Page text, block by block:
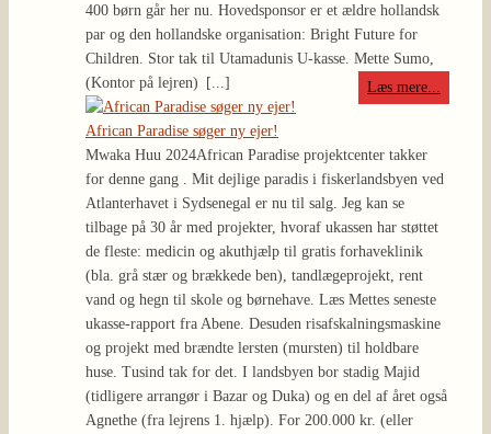
400 børn går her nu. Hovedsponsor er et ældre hollandsk
par og den hollandske organisation: Bright Future for
Children. Stor tak til Utamadunis U-kasse. Mette Sumo,
(Kontor på lejren)
[...] Læs mere...
African Paradise søger ny ejer!
Mwaka Huu 2024African Paradise projektcenter takker
for denne gang . Mit dejlige paradis i fiskerlandsbyen ved
Atlanterhavet i Sydsenegal er nu til salg. Jeg kan se
tilbage på 30 år med projekter, hvoraf ukassen har støttet
de fleste: medicin og akuthjælp til gratis forhaveklinik
(bla. grå stær og brækkede ben), tandlægeprojekt, rent
vand og hegn til skole og børnehave. Læs Mettes seneste
ukasse-rapport fra Abene. Desuden risafskalningsmaskine
og projekt med brændte lersten (mursten) til holdbare
huse. Tusind tak for det. I landsbyen bor stadig Majid
(tidligere arrangør i Bazar og Duka) og en del af året også
Agnethe (fra lejrens 1. hjælp). For 200.000 kr. (eller